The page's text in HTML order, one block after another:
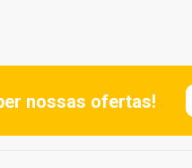
nossas ofertas!